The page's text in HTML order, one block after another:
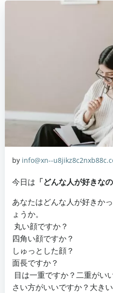
by info@xn--
今日は 「どんな人が好きな
あなたはどんな人が好きか
ょうか。
丸い顔ですか？
四角い顔ですか？
しゅっとした顔？
面長ですか？
目は一重ですか？二重がい
さい方がいいですか？大き